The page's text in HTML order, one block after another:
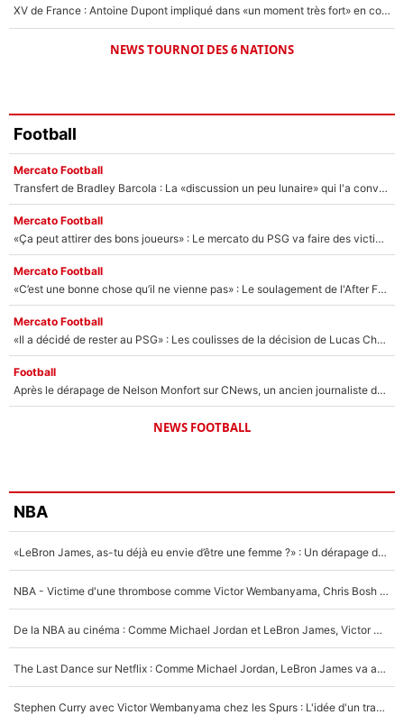
XV de France : Antoine Dupont impliqué dans «un moment très fort» en coulisses
NEWS TOURNOI DES 6 NATIONS
Football
Mercato Football
Transfert de Bradley Barcola : La «discussion un peu lunaire» qui l'a convaincu de quitter le PSG, son entourage est pointé du doigt
Mercato Football
«Ça peut attirer des bons joueurs» : Le mercato du PSG va faire des victimes dans l'effectif de Luis Enrique ?
Mercato Football
«C’est une bonne chose qu’il ne vienne pas» : Le soulagement de l'After Foot après le transfert avorté de Yan Diomandé au PSG
Mercato Football
«Il a décidé de rester au PSG» : Les coulisses de la décision de Lucas Chevalier pour son transfert
Football
Après le dérapage de Nelson Monfort sur CNews, un ancien journaliste de France Télévisions relance la polémique sur les incendies en Gironde
NEWS FOOTBALL
NBA
«LeBron James, as-tu déjà eu envie d’être une femme ?» : Un dérapage de Donald Trump sur la superstar de la NBA refait surface
NBA - Victime d'une thrombose comme Victor Wembanyama, Chris Bosh prévient le Français des risques sur sa santé : «J’ai failli mourir sur le coup et j’ai été ramené à la vie»
De la NBA au cinéma : Comme Michael Jordan et LeBron James, Victor Wembanyama rêve d'une carrière d'acteur !
The Last Dance sur Netflix : Comme Michael Jordan, LeBron James va avoir le droit à sa série !
Stephen Curry avec Victor Wembanyama chez les Spurs : L'idée d'un trade historique est lancée en NBA !